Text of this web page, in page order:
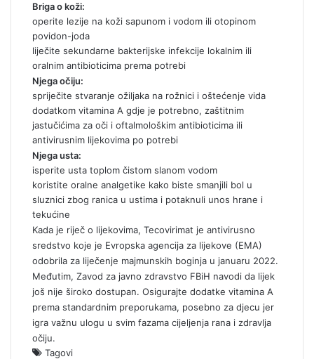
Briga o koži:
operite lezije na koži sapunom i vodom ili otopinom
povidon-joda
liječite sekundarne bakterijske infekcije lokalnim ili
oralnim antibioticima prema potrebi
Njega očiju:
spriječite stvaranje ožiljaka na rožnici i oštećenje vida
dodatkom vitamina A gdje je potrebno, zaštitnim
jastučićima za oči i oftalmološkim antibioticima ili
antivirusnim lijekovima po potrebi
Njega usta:
isperite usta toplom čistom slanom vodom
koristite oralne analgetike kako biste smanjili bol u
sluznici zbog ranica u ustima i potaknuli unos hrane i
tekućine
Kada je riječ o lijekovima, Tecovirimat je antivirusno
sredstvo koje je Evropska agencija za lijekove (EMA)
odobrila za liječenje majmunskih boginja u januaru 2022.
Međutim, Zavod za javno zdravstvo FBiH navodi da lijek
još nije široko dostupan. Osigurajte dodatke vitamina A
prema standardnim preporukama, posebno za djecu jer
igra važnu ulogu u svim fazama cijeljenja rana i zdravlja
očiju.
Tagovi